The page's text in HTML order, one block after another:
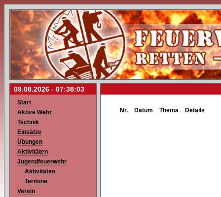
09.08.2026 - 07:38:03
Start
Aktive Wehr
Technik
Einsätze
Übungen
Aktivitäten
Jugendfeuerwehr
Aktivitäten
Termine
Verein
Nr. Datum Thema Details